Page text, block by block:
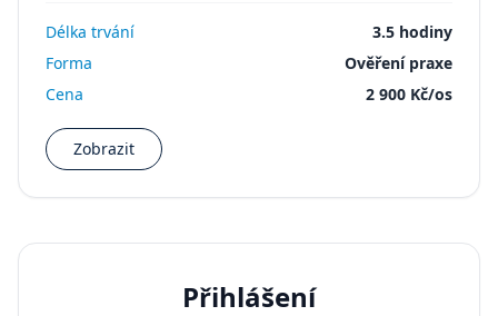
Délka trvání
3.5 hodiny
Forma
Ověření praxe
Cena
2 900 Kč/os
Zobrazit
Přihlášení